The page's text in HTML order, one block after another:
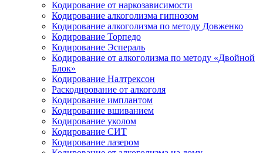
Кодирование от наркозависимости
Кодирование алкоголизма гипнозом
Кодирование алкоголизма по методу Довженко
Кодирование Торпедо
Кодирование Эспераль
Кодирование от алкоголизма по методу «Двойной
Блок»
Кодирование Налтрексон
Раскодирование от алкоголя
Кодирование имплантом
Кодирование вшиванием
Кодирование уколом
Кодирование СИТ
Кодирование лазером